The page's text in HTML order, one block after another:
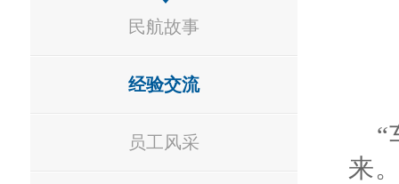
民航故事
经验交流
员工风采
“
来